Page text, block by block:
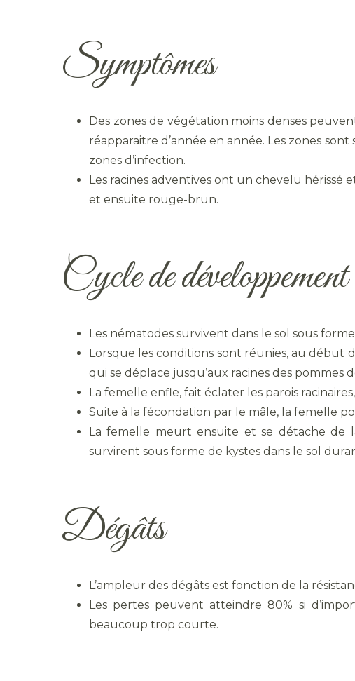
Symptômes
Des zones de végétation moins denses
réapparaitre d’année en année. Les zones
zones d’infection.
Les racines adventives ont un chevelu hérissé
et ensuite rouge-brun.
Cycle de développement
Les nématodes survivent dans le sol sous
Lorsque les conditions sont réunies, au début
qui se déplace jusqu’aux racines des
La femelle enfle, fait éclater les parois
Suite à la fécondation par le mâle, la femelle
La femelle meurt ensuite et se détache
survirent sous forme de kystes dans le sol
Dégâts
L’ampleur des dégâts est fonction de la
Les pertes peuvent atteindre 80% si
beaucoup trop courte.